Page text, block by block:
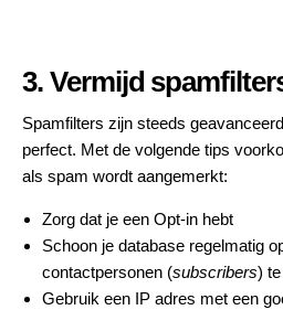
3. Vermijd
Spamfilters zijn steeds
perfect. Met de volgende tips
als spam wordt aangemerkt:
Zorg dat je een Opt-in hebt
Schoon je database regelmatig
contactpersonen (subscribers)
Gebruik een IP adres met een